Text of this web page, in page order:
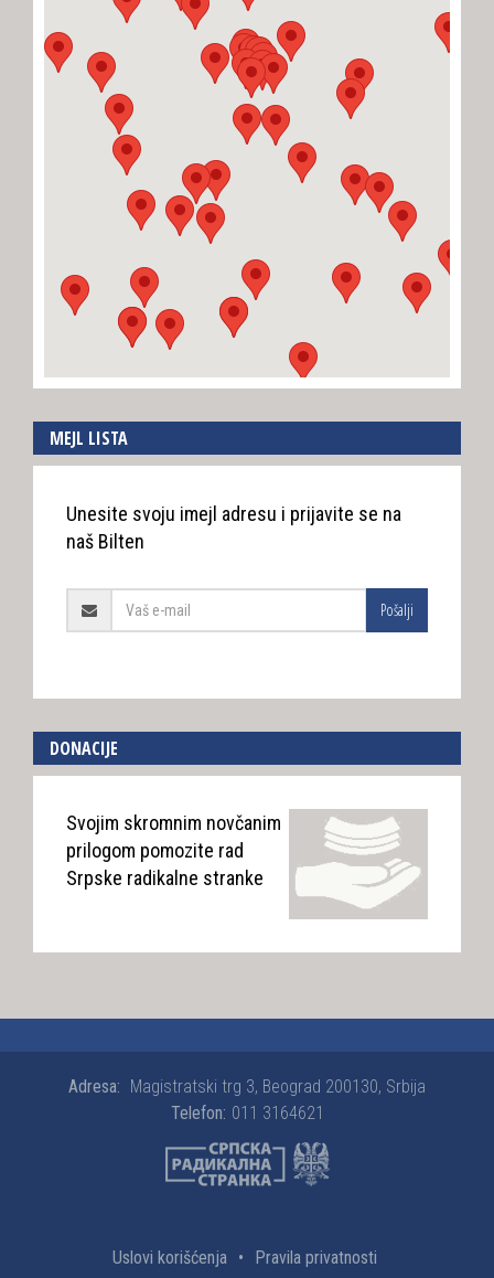
MEJL LISTA
Unesite svoju imejl adresu i prijavite se na
naš Bilten
Pošalji
DONACIJE
Svojim skromnim novčanim
prilogom pomozite rad
Srpske radikalne stranke
Adresa:
Magistratski trg 3, Beograd 200130, Srbija
Telefon: 011 3164621
Uslovi korišćenja • Pravila privatnosti